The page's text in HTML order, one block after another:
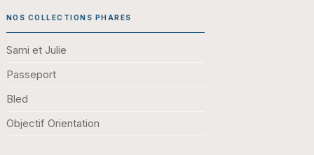
NOS COLLECTIONS PHARES
Sami et Julie
Passeport
Bled
Objectif Orientation